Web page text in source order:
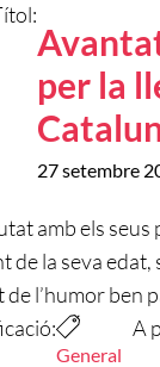
amb els
la seva
de l’humor ben
A
per la
27 setembre
General